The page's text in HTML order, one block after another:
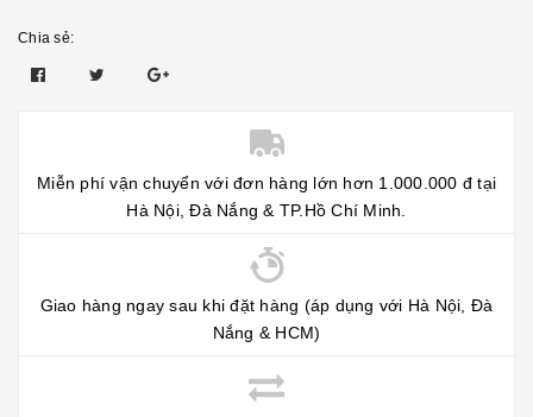
Chia sẻ:
Miễn phí vận chuyển với đơn hàng lớn hơn 1.000.000 đ tại
Hà Nội, Đà Nắng & TP.Hồ Chí Minh.
Giao hàng ngay sau khi đặt hàng (áp dụng với Hà Nội, Đà
Nắng & HCM)